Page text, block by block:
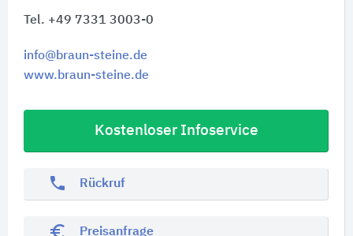
Tel. +49 7331 3003-0
info@braun-steine.de
www.braun-steine.de
Kostenloser Infoservice
phone Rückruf
euro_symbol Preisanfrage